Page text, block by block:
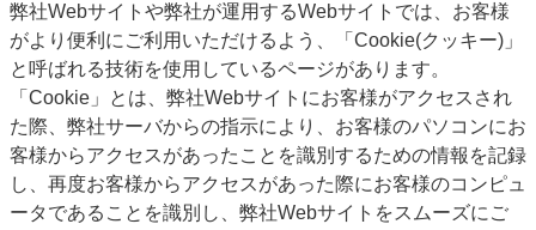
弊社Webサイトや弊社が運用するWebサイトでは、お客様
がより便利にご利用いただけるよう、「Cookie(クッキー)」
と呼ばれる技術を使用しているページがあります。
「Cookie」とは、弊社Webサイトにお客様がアクセスされ
た際、弊社サーバからの指示により、お客様のパソコンにお
客様からアクセスがあったことを識別するための情報を記録
し、再度お客様からアクセスがあった際にお客様のコンピュ
ータであることを識別し、弊社Webサイトをスムーズにご